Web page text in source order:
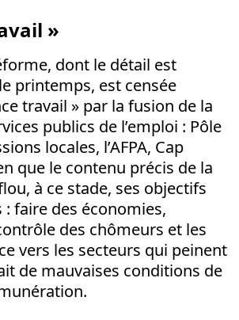
»
dont le détail est
printemps, est censée
travail » par la fusion de la
publics de l’emploi : Pôle
locales, l’AFPA, Cap
que le contenu précis de la
à ce stade, ses objectifs
faire des économies,
des chômeurs et les
vers les secteurs qui peinent
de mauvaises conditions de